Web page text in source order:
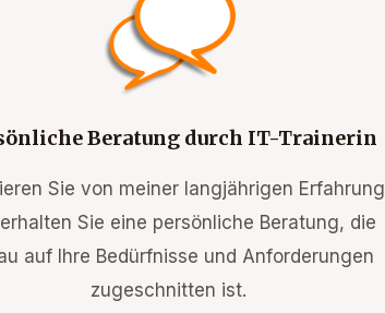
Beratung durch IT-Trainerin
Sie von meiner langjährigen Erfahrung
Sie eine persönliche Beratung, die
auf Ihre Bedürfnisse und Anforderungen
zugeschnitten ist.